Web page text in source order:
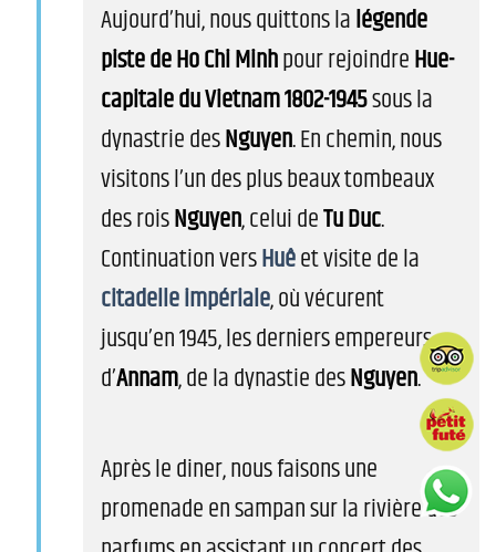
Aujourd’hui, nous quittons lalégende
piste de Ho Chi Minhpour rejoindreHue-
capitale du Vietnam 1802-1945sous la
dynastrie desNguyen. En chemin, nous
visitons l’un des plus beaux tombeaux
des roisNguyen, celui deTu Duc.
Continuation versHuêet visite de la
citadelle impériale, où vécurent
jusqu’en 1945, les derniers empereurs
d’Annam, de la dynastie desNguyen.
Après le diner, nous faisons une
promenade en sampan sur la rivière des